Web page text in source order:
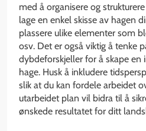
med å organisere og
lage en enkel skisse av hagen
plassere ulike elementer som
osv. Det er også viktig å tenke
dybdeforskjeller for å skape en
hage. Husk å inkludere
slik at du kan fordele arbeidet
utarbeidet plan vil bidra til å
ønskede resultatet for ditt